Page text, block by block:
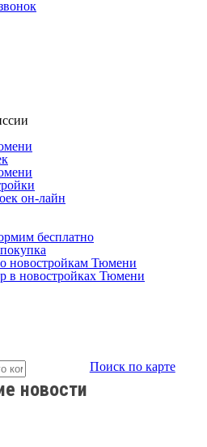
он-лайн
бесплатно
Тюмени
в новостройках Тюмени
Поиск по карте
новости